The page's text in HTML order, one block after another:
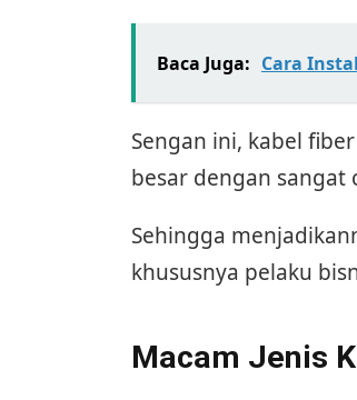
Baca Juga: Cara
Sengan ini, kabel
besar dengan sangat
Sehingga
khususnya pelaku
Macam Jenis